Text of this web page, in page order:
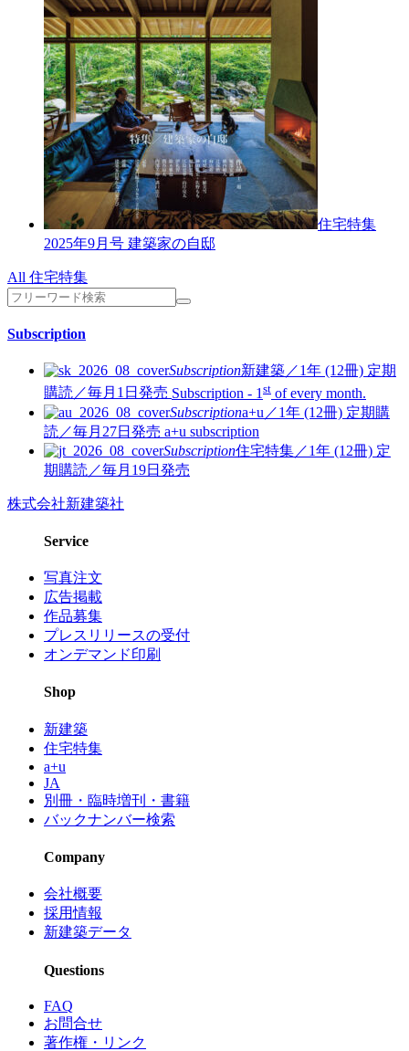
住宅特集
2025年9月号 建築家の自邸
All 住宅特集
Subscription
Subscription新建築／1年 (12冊) 定期
購読／毎月1日発売 Subscription - 1 st of every month.
Subscriptiona+u／1年 (12冊) 定期購
読／毎月27日発売 a+u subscription
Subscription住宅特集／1年 (12冊) 定
期購読／毎月19日発売
株式会社新建築社
Service
写真注文
広告掲載
作品募集
プレスリリースの受付
オンデマンド印刷
Shop
新建築
住宅特集
a+u
JA
別冊・臨時増刊・書籍
バックナンバー検索
Company
会社概要
採用情報
新建築データ
Questions
FAQ
お問合せ
著作権・リンク